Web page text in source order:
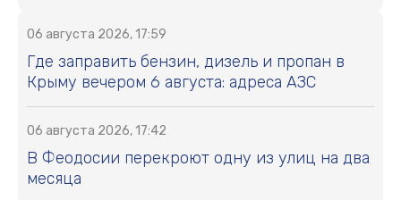
06 августа 2026, 17:59
Где заправить бензин, дизель и пропан в
Крыму вечером 6 августа: адреса АЗС
06 августа 2026, 17:42
В Феодосии перекроют одну из улиц на два
месяца